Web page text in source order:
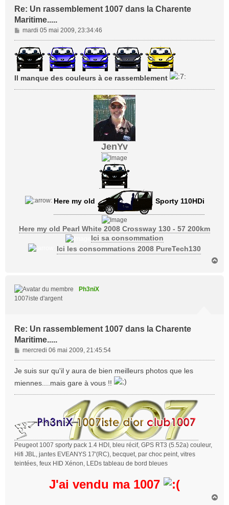
Re: Un rassemblement 1007 dans la Charente
Maritime.....
M
e
s
s
a
g
mardi 05 mai 2009, 23:34:46
Il manque des couleurs à ce rassemblement
JenYv
Here my old Sporty 110HDi
Here my old Pearl White 2008 Crossway 130 - 57 200km
Ici sa consommation
Ici les consommations 2008 PureTech130
Ph3niX
1007iste d'argent
Re: Un rassemblement 1007 dans la Charente
Maritime.....
M
e
s
a
g
mercredi 06 mai 2009, 21:45:54
Je suis sur qu'il y aura de bien meilleurs photos que les
miennes....mais gare à vous !!
Peugeot 1007 sporty pack 1.4 HDI, bleu récif, GPS RT3 (5.52a) couleur,
Hifi JBL, jantes EVEANYS 17'(RC), becquet, par choc peint, vitres
teintées, feux HID Xénon, LEDs tableau de bord bleues
J'ai vendu ma 1007